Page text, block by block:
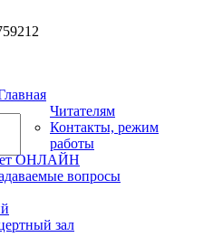
Читателям
Контакты, режим
работы
ОНЛАЙН
вопросы
зал